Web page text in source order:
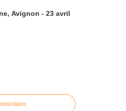
Avignon - 23 avril